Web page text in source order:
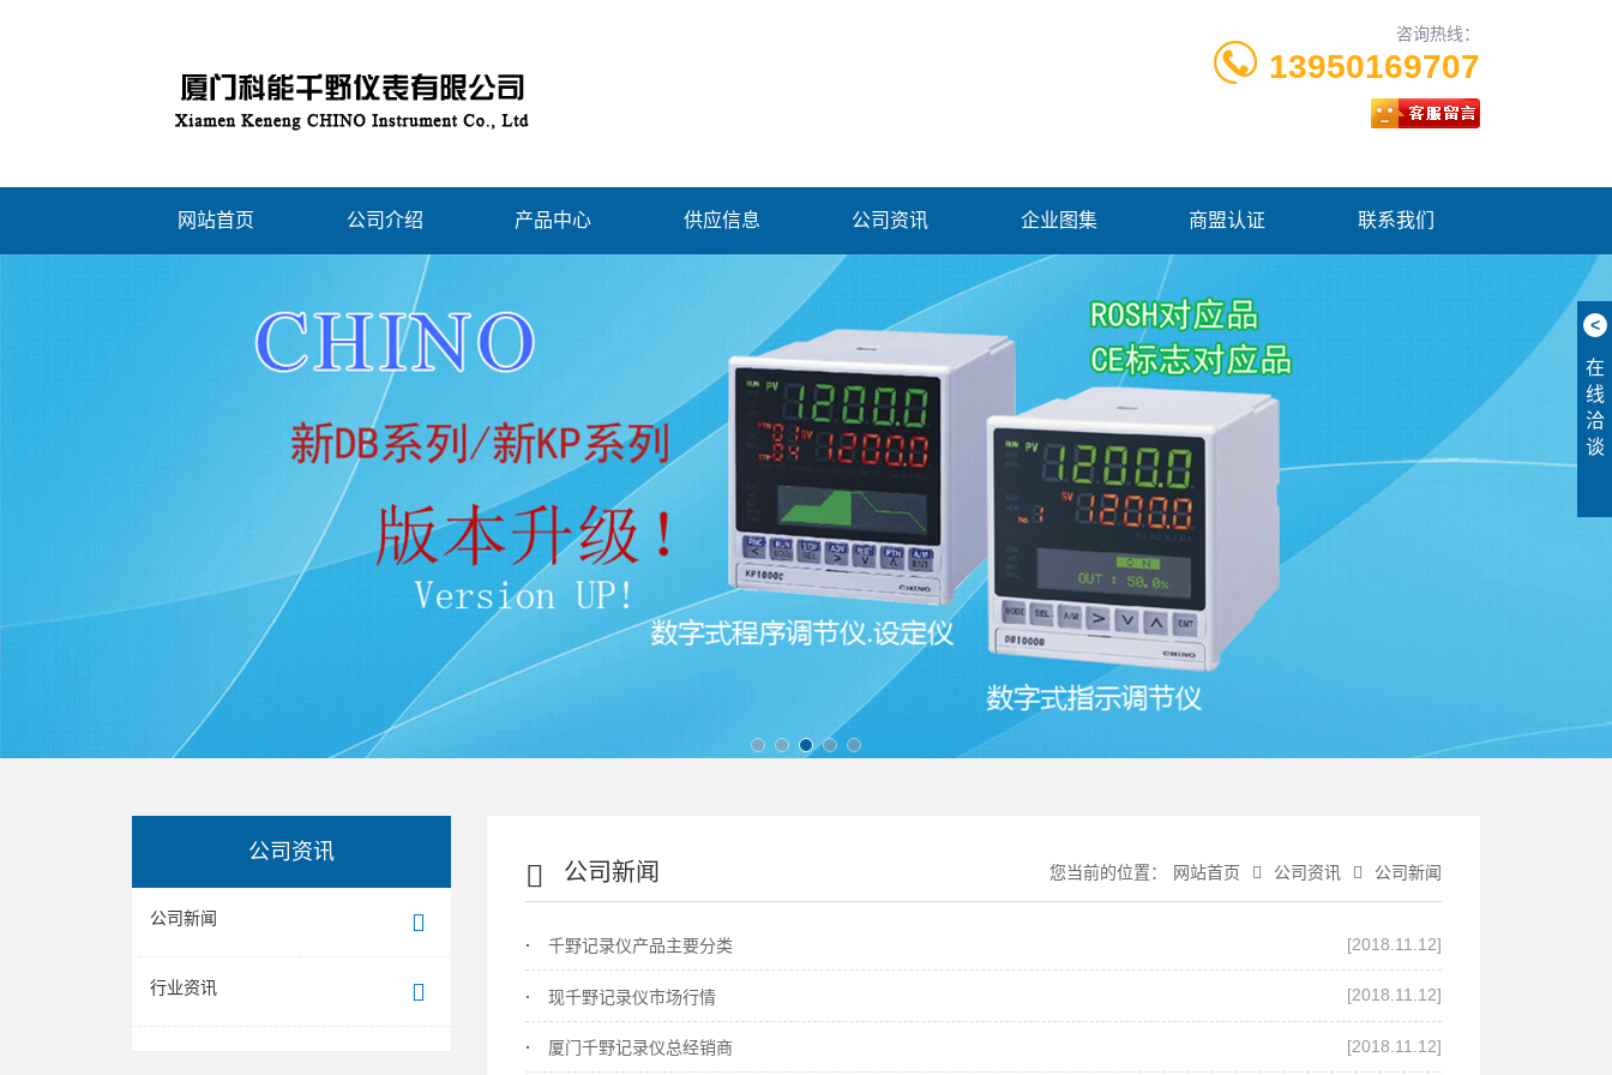
咨询热线：
13950169707
网站首页 公司介绍 产品中心 供应信息 公司资讯 企业图集 商盟认证 联系我们
公司资讯
公司新闻
行业资讯
公司新闻 您当前的位置： 网站首页 公司资讯 公司新闻
千野记录仪产品主要分类 [2018.11.12]
现千野记录仪市场行情 [2018.11.12]
厦门千野记录仪总经销商 [2018.11.12]
<
在
线
洽
谈